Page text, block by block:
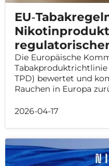
Die Europäische
TPD) bewertet und
Rauchen in Europa
Nikotinprodukten. Der
weitreichende Folgen
öffentliche
2026-04-17